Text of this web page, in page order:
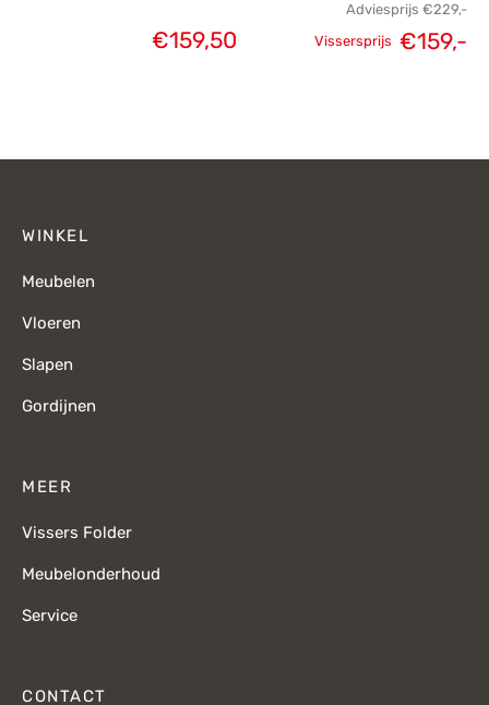
€159,50
Adviesprijs €229,-
Vissersprijs €159,-
WINKEL
Meubelen
Vloeren
Slapen
Gordijnen
MEER
Vissers Folder
Meubelonderhoud
Service
CONTACT